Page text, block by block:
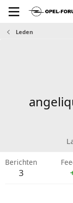
Leden
Berichten
3